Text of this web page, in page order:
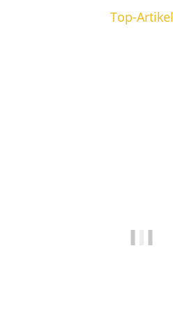
Top-Artikel